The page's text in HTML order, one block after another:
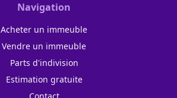
Navigation
Acheter un immeuble
Vendre un immeuble
Parts d'indivision
Estimation gratuite